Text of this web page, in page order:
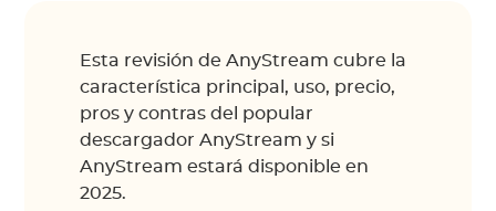
Esta revisión de AnyStream cubre la
característica principal, uso, precio,
pros y contras del popular
descargador AnyStream y si
AnyStream estará disponible en
2025.